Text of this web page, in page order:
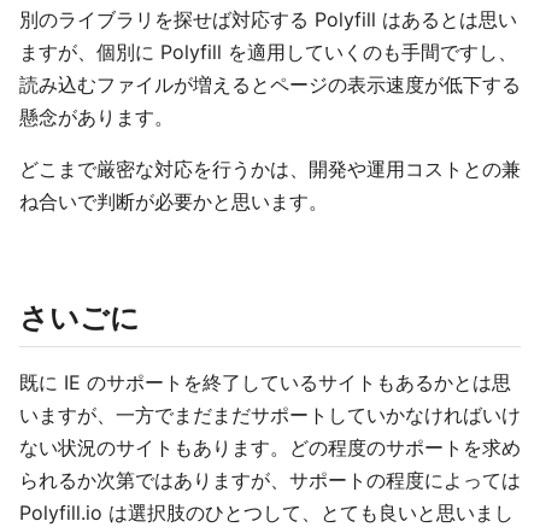
別のライブラリを探せば対応する Polyfill はあるとは思い
ますが、個別に Polyfill を適用していくのも手間ですし、
読み込むファイルが増えるとページの表示速度が低下する
懸念があります。
どこまで厳密な対応を行うかは、開発や運用コストとの兼
ね合いで判断が必要かと思います。
さいごに
既に IE のサポートを終了しているサイトもあるかとは思
いますが、一方でまだまだサポートしていかなければいけ
ない状況のサイトもあります。どの程度のサポートを求め
られるか次第ではありますが、サポートの程度によっては
Polyfill.io は選択肢のひとつして、とても良いと思いまし